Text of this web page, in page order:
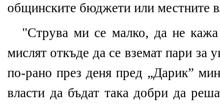
общинските бюджети или местните
"Струва ми се малко, да не кажа
мислят откъде да се вземат пари за
по-рано през деня пред „Дарик”
власти да бъдат така добри да